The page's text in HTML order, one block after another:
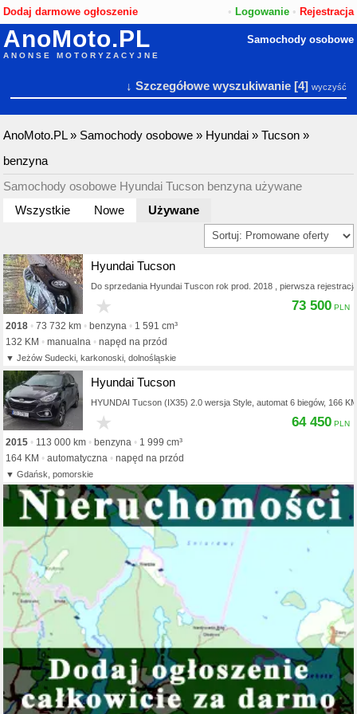
Dodaj darmowe ogłoszenie • Logowanie• Rejestracja
AnoMoto.PL
ANONSE MOTORYZACYJNE
Samochody osobowe
↓ Szczegółowe wyszukiwanie[4] wyczyść
AnoMoto.PL» Samochody osobowe » Hyundai »Tucson »
benzyna
Samochody osobowe Hyundai Tucson benzyna używane
Wszystkie
Nowe Używane
Hyundai Tucson
Do sprzedania Hyundai Tuscon rok prod. 2018 , pierwsza
2018 73 732 km benzyna
1 591 cm³
132 KM
manualna napęd na przód
Jeżów Sudecki, karkonoski, dolnośląskie
73 500
Hyundai Tucson
HYUNDAI Tucson (IX35) 2.0 wersja Style, automat 6 biegów, 166
2015 113 000 km benzyna
1 999 cm³
164 KM
automatyczna napęd na przód
Gdańsk, pomorskie
64 450